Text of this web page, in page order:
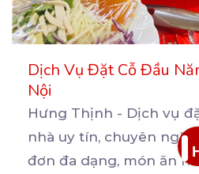
Dịch Vụ Đặt Cỗ Đầu
Nội
Hưng Thịnh - Dịch vụ
nhà uy tín, chuyên
đơn đa dạng, món ăn